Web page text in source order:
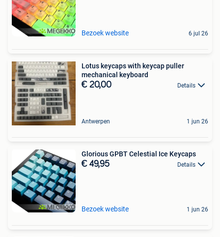
Bezoek website 6 jul 26
Lotus keycaps with keycap puller
mechanical keyboard
€ 20,00 Details
Antwerpen 1 jun 26
Glorious GPBT Celestial Ice Keycaps
€ 49,95 Details
Bezoek website 1 jun 26